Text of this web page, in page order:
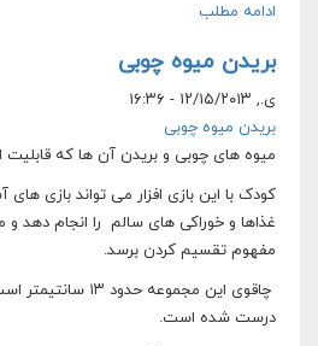
ادامه مطلب
بریدن میوه چوبی
ی., ۱۲/۱۵/۲۰۱۳ - ۱۶:۳۶
بریدن میوه چوبی
میوه های چوبی و بریدن آن ها که قابلیت
کودک با این بازی افزار می تواند بازی های
غذاها و خوراکی های سالم را انجام دهد
مفهوم تقسیم کردن برسد.
درست شده است.